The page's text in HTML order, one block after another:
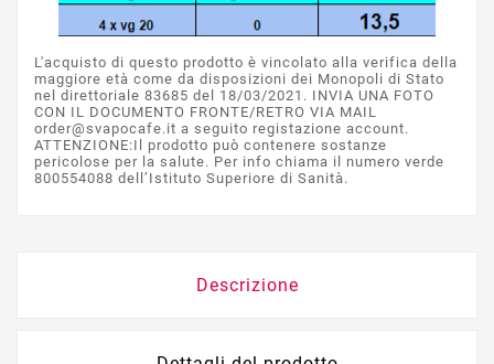
L'acquisto di questo prodotto è vincolato alla verifica della
maggiore età come da disposizioni dei Monopoli di Stato
nel direttoriale 83685 del 18/03/2021. INVIA UNA FOTO
CON IL DOCUMENTO FRONTE/RETRO VIA MAIL
order@svapocafe.it a seguito registazione account.
ATTENZIONE:Il prodotto può contenere sostanze
pericolose per la salute. Per info chiama il numero verde
800554088 dell’Istituto Superiore di Sanità.
Descrizione